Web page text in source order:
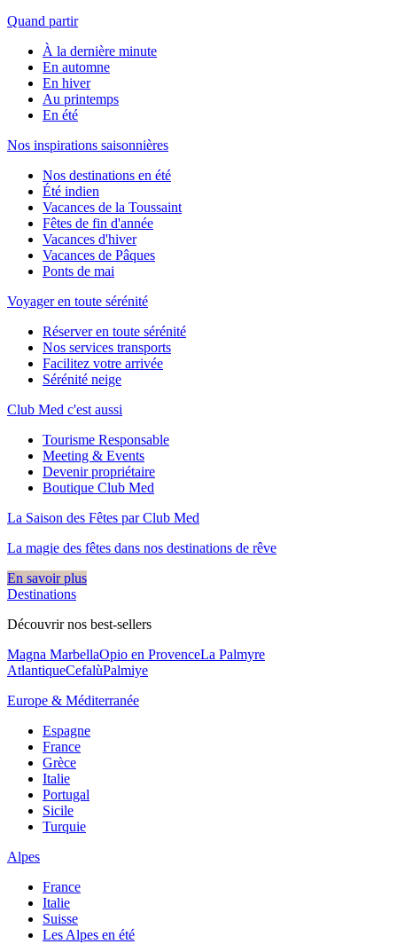
Quand partir
À la dernière minute
En automne
En hiver
Au printemps
En été
Nos inspirations saisonnières
Nos destinations en été
Été indien
Vacances de la Toussaint
Fêtes de fin d'année
Vacances d'hiver
Vacances de Pâques
Ponts de mai
Voyager en toute sérénité
Réserver en toute sérénité
Nos services transports
Facilitez votre arrivée
Sérénité neige
Club Med c'est aussi
Tourisme Responsable
Meeting & Events
Devenir propriétaire
Boutique Club Med
La Saison des Fêtes par Club Med
La magie des fêtes dans nos destinations de rêve​
En savoir plus
Destinations
Découvrir nos best-sellers
Magna MarbellaOpio en ProvenceLa Palmyre
AtlantiqueCefalùPalmiye
Europe & Méditerranée
Espagne
France
Grèce
Italie
Portugal
Sicile
Turquie
Alpes
France
Italie
Suisse
Les Alpes en été